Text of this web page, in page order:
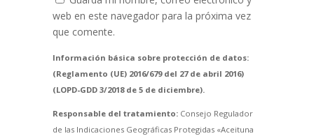
web en este navegador para la próxima vez
que comente.
Información básica sobre protección de datos:
(Reglamento (UE) 2016/679 del 27 de abril 2016)
(LOPD-GDD 3/2018 de 5 de diciembre).
Responsable del tratamiento:Consejo Regulador
de las Indicaciones Geográficas Protegidas «Aceituna